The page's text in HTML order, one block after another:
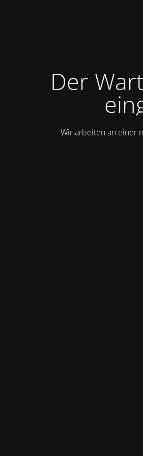
Der
Wir arbeiten an einer